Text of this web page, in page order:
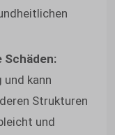
kann
Strukturen
und